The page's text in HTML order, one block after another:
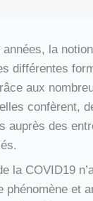
la
différentes
aux
confèrent,
auprès des
la COVID19
phénomène et